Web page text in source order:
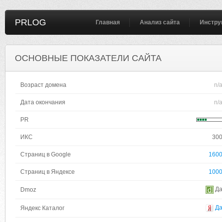
PRLOG Главная Анализ сайта
ОСНОВНЫЕ ПОКАЗАТЕЛИ САЙТА
Возраст домена n/a
Дата окончания n/a
PR
ИКС 300
Страниц в Google 1600
Страниц в Яндексе 1000
Dmoz Да
Яндекс Каталог Да